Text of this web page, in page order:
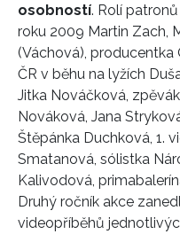
osobností. Rolí
roku 2009 Martin Zach,
(Váchová),
ČR v běhu na lyžích
Jitka Nováčková,
Nováková, Jana
Štěpánka Duchková, 1.
Smatanová, sólistka
Kalivodová,
Druhý ročník akce
videopříběhů